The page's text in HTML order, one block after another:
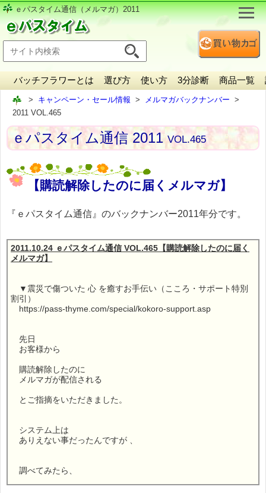
ｅパスタイム通信（メルマガ）2011
バッチフラワーとは 選び方 使い方 3分診断 商品一覧
キャンペーン・セール情報
メルマガバックナンバー
2011 VOL.465
ｅパスタイム通信 2011VOL.465
【購読解除したのに届くメルマガ】
『ｅパスタイム通信』のバックナンバー2011年分です。
2011.10.24 ｅパスタイム通信 VOL.465【購読解除したのに届く
メルマガ】
▼震災で傷ついた 心 を癒すお手伝い（こころ・サポート特別
割引）
https://pass-thyme.com/special/kokoro-support.asp
先日
お客様から
購読解除したのに
メルマガが配信される
とご指摘をいただきました。
システム上は
ありえない事だったんですが 、
調べてみたら、